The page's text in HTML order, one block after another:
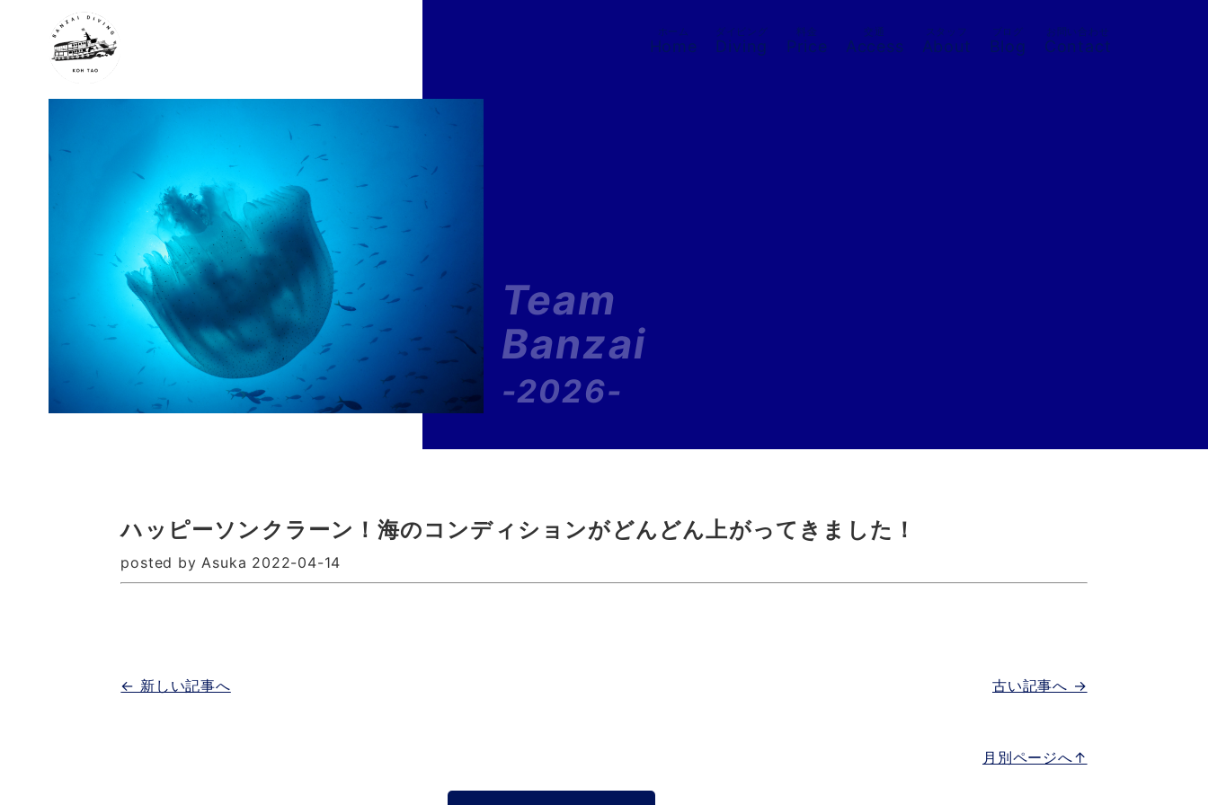
ホーム
Home
ダイビング
Diving
料金
Price
交通
Access
スタッフ
About
ブログ
Blog
お問い合わせ
Contact
Team
Banzai
-2026-
ハッピーソンクラーン！海のコンディションがどんどん上がってきました！
posted by Asuka 2022-04-14
古い記事へ →
← 新しい記事へ
月別ページへ↑